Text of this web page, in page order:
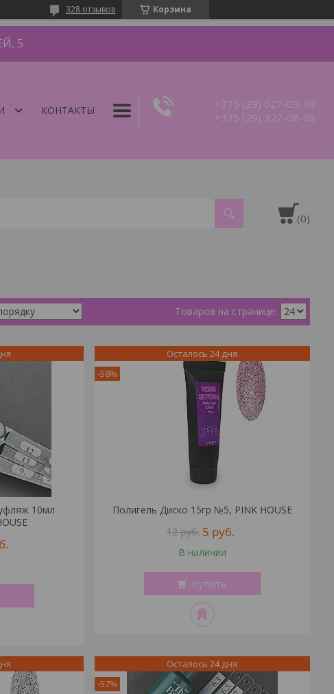
Корзина
328 отзывов
5
КОНТАКТЫ
+375 (29) 627-09-09
+375 (29) 327-08-08
10мл
-58%
Осталось 24 дня
Полигель Диско 15гр №5, PINK HOUSE
12руб. 5 руб.
В наличии
Купить
-57%
Осталось 24 дня